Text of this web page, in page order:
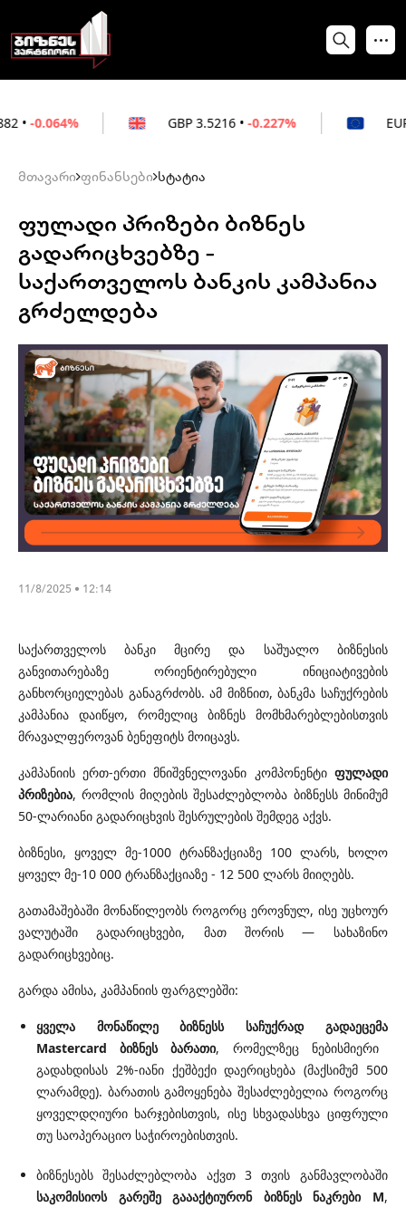
3.5216 • -0.227% 3.0212 • -
მთავარი ფინანსები სტატია
ფულადი პრიზები ბიზნეს
გადარიცხვებზე –
საქართველოს ბანკის კამპანია
გრძელდება
11/8/2025 • 12:14
საქართველოს ბანკი მცირე და საშუალო ბიზნესის
განვითარებაზე ორიენტირებული ინიციატივების
განხორციელებას განაგრძობს. ამ მიზნით, ბანკმა საჩუქრების
კამპანია დაიწყო, რომელიც ბიზნეს მომხმარებლებისთვის
მრავალფეროვან ბენეფიტს მოიცავს.
კამპანიის ერთ-ერთი მნიშვნელოვანი კომპონენტი ფულადი
პრიზებია, რომლის მიღების შესაძლებლობა ბიზნესს მინიმუმ
50-ლარიანი გადარიცხვის შესრულების შემდეგ აქვს.
ბიზნესი, ყოველ მე-1000 ტრანზაქციაზე 100 ლარს, ხოლო
ყოველ მე-10 000 ტრანზაქციაზე - 12 500 ლარს მიიღებს.
გათამაშებაში მონაწილეობს როგორც ეროვნულ, ისე უცხოურ
ვალუტაში გადარიცხვები, მათ შორის — სახაზინო
გადარიცხვებიც.
გარდა ამისა, კამპანიის ფარგლებში:
ყველა მონაწილე ბიზნესს საჩუქრად
გადაეცემა
Mastercardბიზნეს ბარათი, რომელზეც ნებისმიერი
გადახდისას 2%-იანი ქეშბექი დაერიცხება (მაქსიმუმ 500
ლარამდე). ბარათის გამოყენება შესაძლებელია როგორც
ყოველდღიური ხარჯებისთვის, ისე სხვადასხვა ციფრული
თუ საოპერაციო საჭიროებისთვის.
ბიზნესებს შესაძლებლობა აქვთ 3 თვის განმავლობაში
საკომისიოს
გარეშე გაააქტიურონ ბიზნეს ნაკრები M,